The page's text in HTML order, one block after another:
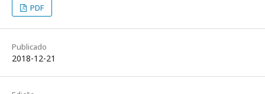
PDF
Publicado
2018-12-21